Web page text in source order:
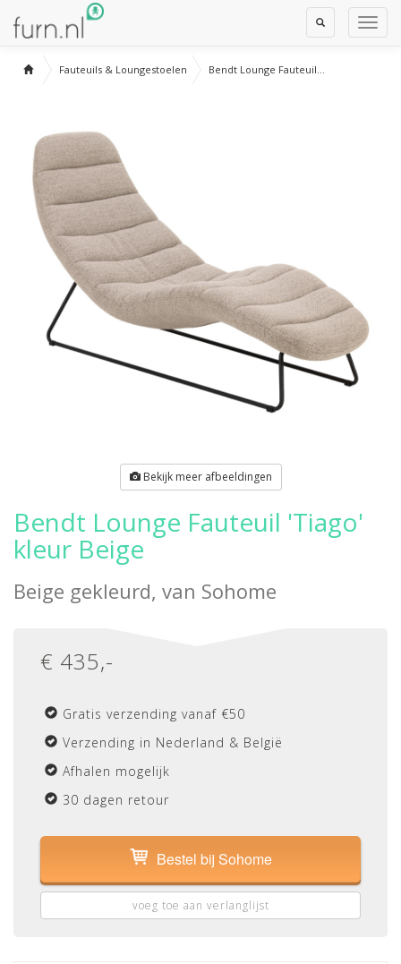
Toggle
Search
Fauteuils & Loungestoelen Bendt Lounge Fauteuil...
Bekijk meer afbeeldingen
Bendt Lounge Fauteuil 'Tiago'
kleur Beige
Beige gekleurd, van Sohome
€ 435,-
Gratis verzending vanaf €50
Verzending in Nederland & België
Afhalen mogelijk
30 dagen retour
Bestel bij Sohome
voeg toe aan verlanglijst